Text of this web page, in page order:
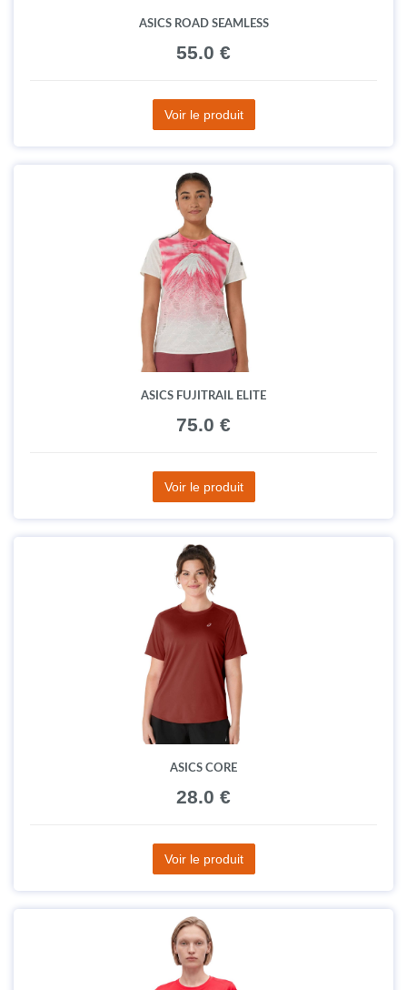
ASICS ROAD SEAMLESS
55.0 €
Voir le produit
ASICS FUJITRAIL ELITE
75.0 €
Voir le produit
ASICS CORE
28.0 €
Voir le produit